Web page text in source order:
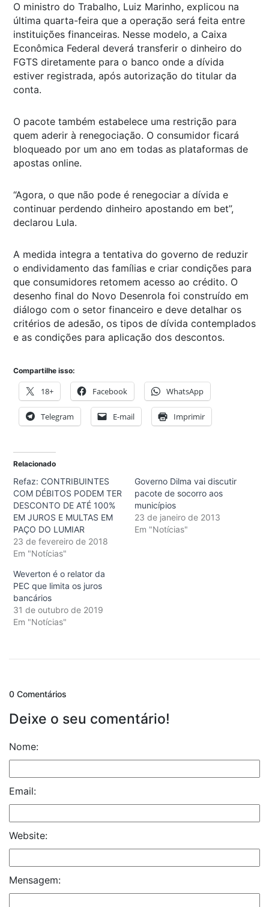
O ministro do Trabalho, Luiz Marinho, explicou na
última quarta-feira que a operação será feita entre
instituições financeiras. Nesse modelo, a Caixa
Econômica Federal deverá transferir o dinheiro do
FGTS diretamente para o banco onde a dívida
estiver registrada, após autorização do titular da
conta.
O pacote também estabelece uma restrição para
quem aderir à renegociação. O consumidor ficará
bloqueado por um ano em todas as plataformas de
apostas online.
“Agora, o que não pode é renegociar a dívida e
continuar perdendo dinheiro apostando em bet”,
declarou Lula.
A medida integra a tentativa do governo de reduzir
o endividamento das famílias e criar condições para
que consumidores retomem acesso ao crédito. O
desenho final do Novo Desenrola foi construído em
diálogo com o setor financeiro e deve detalhar os
critérios de adesão, os tipos de dívida contemplados
e as condições para aplicação dos descontos.
Compartilhe isso:
18+ Facebook WhatsApp
Telegram E-mail Imprimir
Relacionado
Refaz: CONTRIBUINTES
COM DÉBITOS PODEM TER
DESCONTO DE ATÉ 100%
EM JUROS E MULTAS EM
PAÇO DO LUMIAR
23 de fevereiro de 2018
Em "Notícias"
Governo Dilma vai discutir
pacote de socorro aos
municípios
23 de janeiro de 2013
Em "Notícias"
Weverton é o relator da
PEC que limita os juros
bancários
31 de outubro de 2019
Em "Notícias"
0 Comentários
Deixe o seu comentário!
Nome:
Email:
Website:
Mensagem: